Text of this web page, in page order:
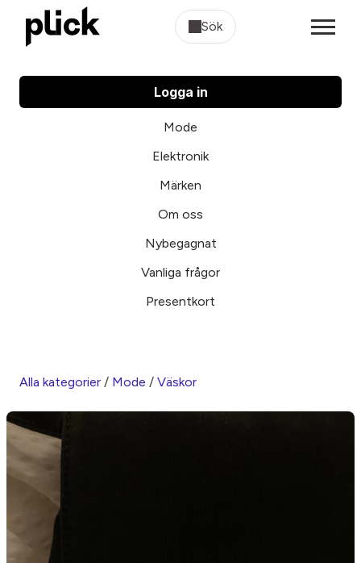
Sök
Logga in
Mode
Elektronik
Märken
Om oss
Nybegagnat
Vanliga frågor
Presentkort
Alla kategorier / Mode / Väskor